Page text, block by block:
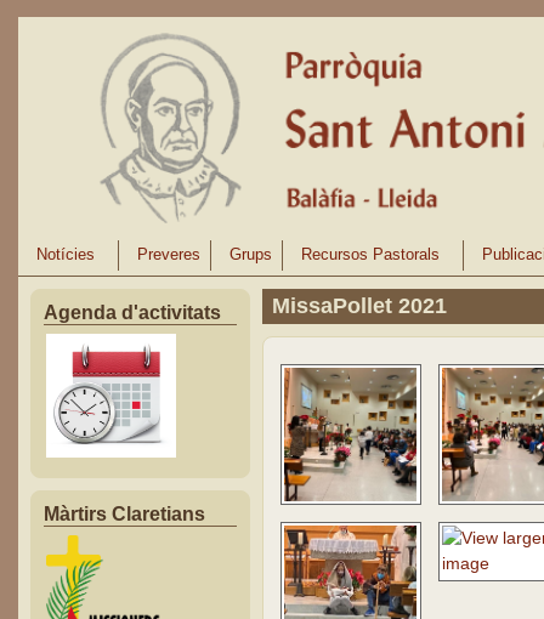
Notícies Preveres Grups Recursos Pastorals
Agenda d'activitats
Màrtirs Claretians
MissaPollet 2021